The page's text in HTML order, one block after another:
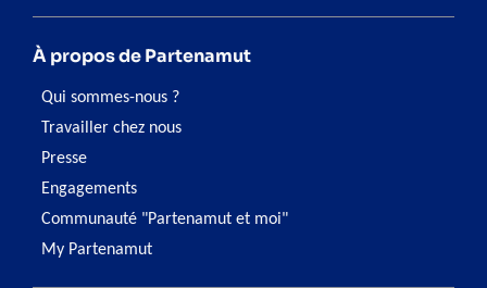
À propos de Partenamut
Qui sommes-nous ?
Travailler chez nous
Presse
Engagements
Communauté "Partenamut et moi"
My Partenamut